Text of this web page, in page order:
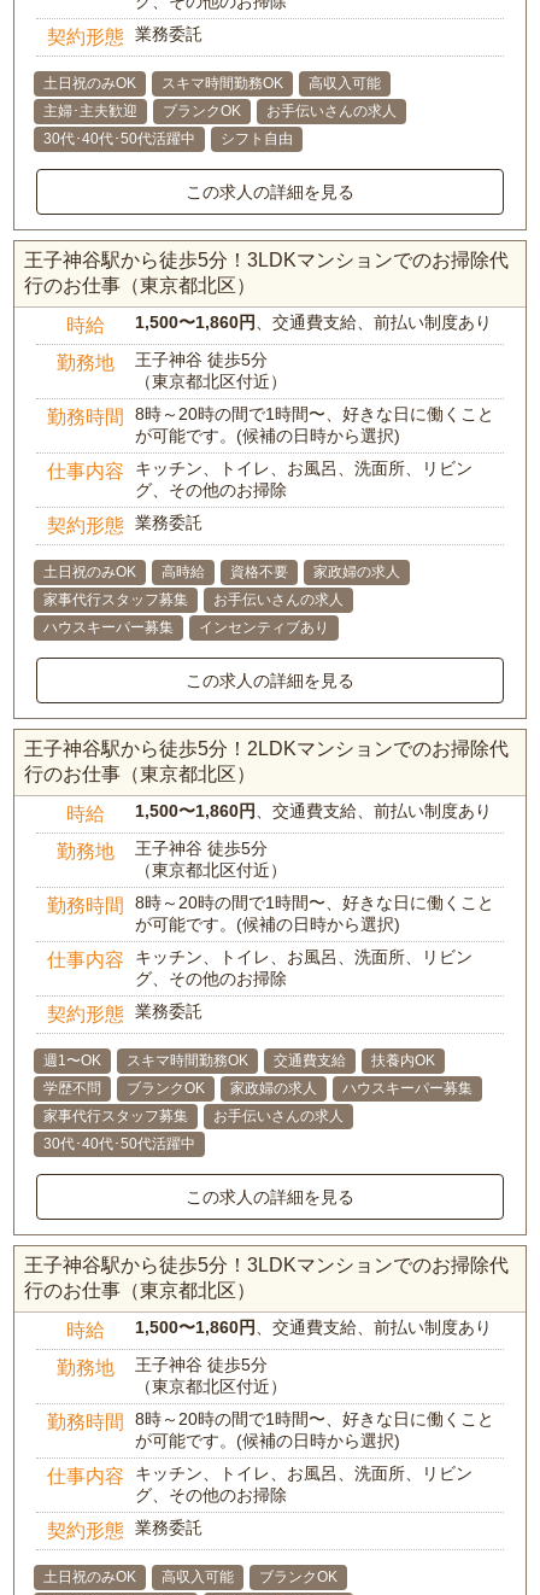
契約形態 業務委託
土日祝のみOK スキマ時間勤務OK
高収入可能
主婦･主夫歓迎
ブランクOK
お手伝いさんの求人
30代･40代･50代活躍中
シフト自由
この求人の詳細を見る
王子神谷駅から徒歩5分！3LDKマンションでのお掃除代
行のお仕事（東京都北区）
時給 1,500〜1,860円、交通費支給、前払い制度あり
勤務地
王子神谷 徒歩5分
（東京都北区付近）
勤務時間
8時～20時の間で1時間〜、好きな日に働くこと
が可能です。(候補の日時から選択)
仕事内容
キッチン、トイレ、お風呂、洗面所、リビン
グ、その他のお掃除
契約形態 業務委託
土日祝のみOK 高時給 資格不要
家政婦の求人
家事代行スタッフ募集
お手伝いさんの求人
ハウスキーパー募集
インセンティブあり
この求人の詳細を見る
王子神谷駅から徒歩5分！2LDKマンションでのお掃除代
行のお仕事（東京都北区）
時給 1,500〜1,860円、交通費支給、前払い制度あり
勤務地
王子神谷 徒歩5分
（東京都北区付近）
勤務時間
8時～20時の間で1時間〜、好きな日に働くこと
が可能です。(候補の日時から選択)
仕事内容
キッチン、トイレ、お風呂、洗面所、リビン
グ、その他のお掃除
契約形態 業務委託
週1〜OK スキマ時間勤務OK 交通費支給
扶養内OK
学歴不問
ブランクOK 家政婦の求人
ハウスキーパー募集
家事代行スタッフ募集
お手伝いさんの求人
30代･40代･50代活躍中
この求人の詳細を見る
王子神谷駅から徒歩5分！3LDKマンションでのお掃除代
行のお仕事（東京都北区）
時給 1,500〜1,860円、交通費支給、前払い制度あり
勤務地
王子神谷 徒歩5分
（東京都北区付近）
勤務時間
8時～20時の間で1時間〜、好きな日に働くこと
が可能です。(候補の日時から選択)
仕事内容
キッチン、トイレ、お風呂、洗面所、リビン
グ、その他のお掃除
契約形態 業務委託
土日祝のみOK 高収入可能
ブランクOK